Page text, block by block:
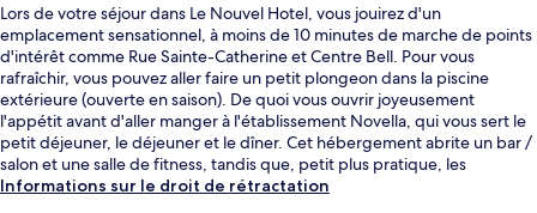
Lors de votre séjour dans Le Nouvel Hotel, vous jouirez d'un
emplacement sensationnel, à moins de 10 minutes de marche de points
d'intérêt comme Rue Sainte-Catherine et Centre Bell. Pour vous
rafraîchir, vous pouvez aller faire un petit plongeon dans la piscine
extérieure (ouverte en saison). De quoi vous ouvrir joyeusement
l'appétit avant d'aller manger à l'établissement Novella, qui vous sert le
petit déjeuner, le déjeuner et le dîner. Cet hébergement abrite un bar /
salon et une salle de fitness, tandis que, petit plus pratique, les
chambres bénéficient d'un sèche-linge et d'un réfrigérateur. Les autres
Informations sur le droit de rétractation